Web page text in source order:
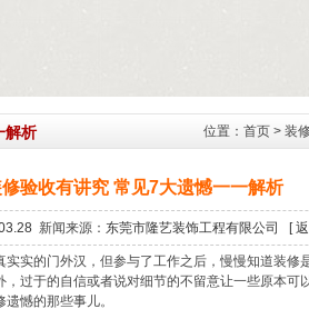
解析 位置： 首页> 装
验收有讲究 常见7大遗憾一一解析
新闻来源： 东莞市隆艺装饰工程有限公司 [
实的门外汉，但参与了工作之后，慢慢知道装修
过于的自信或者说对细节的不留意让一些原本可
憾的那些事儿。